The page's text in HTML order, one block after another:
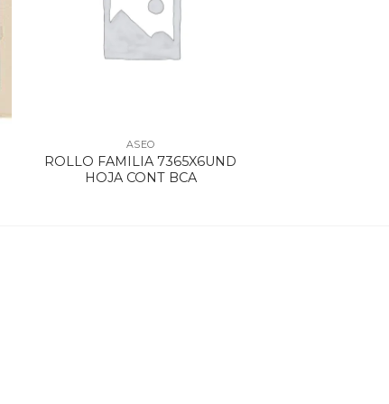
ASEO
ROLLO FAMILIA 7365X6UND
HOJA CONT BCA